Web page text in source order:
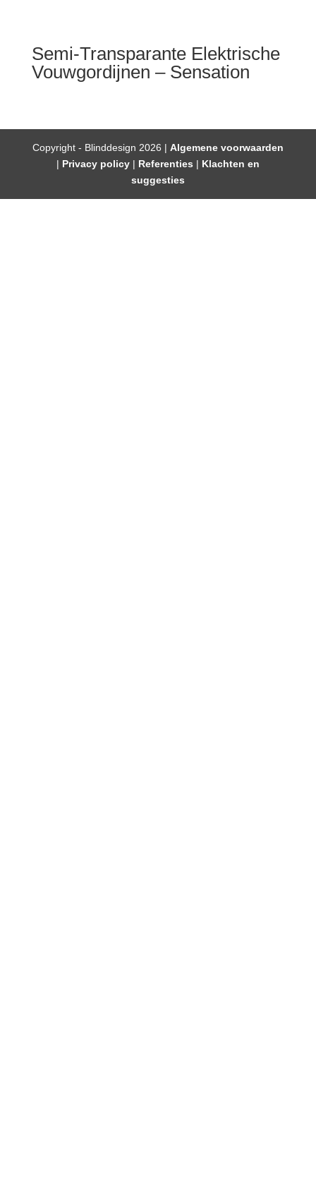
Semi-Transparante Elektrische
Vouwgordijnen – Sensation
Copyright - Blinddesign 2026 | Algemene voorwaarden
| Privacy policy| Referenties | Klachten en
suggesties